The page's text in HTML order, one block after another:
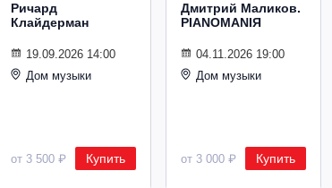
Ричард
Клайдерман
19.09.2026 14:00
Дом музыки
от 3 500 ₽ Купить
Дмитрий Маликов.
PIANOMANIЯ
04.11.2026 19:00
Дом музыки
от 3 000 ₽ Купить